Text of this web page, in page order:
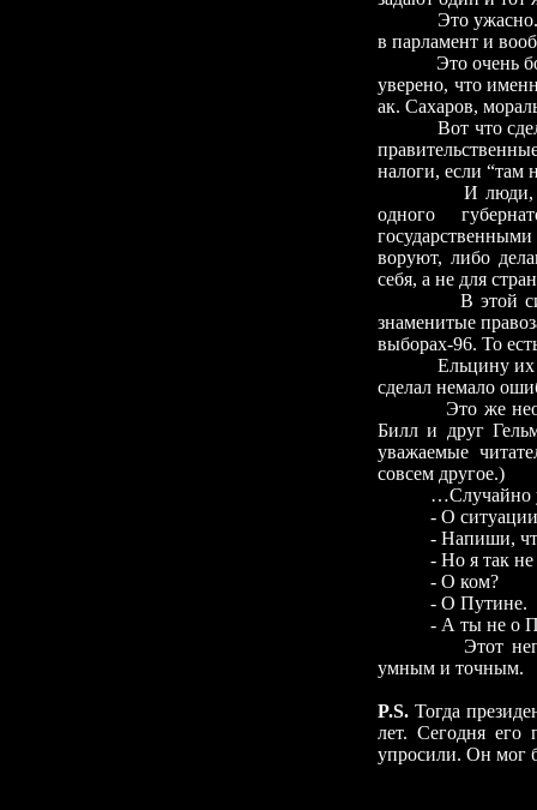
Это
в парламент и
Это очень
уверено, что
ак. Сахаров,
Вот что
налоги, если “там
И люди,
одного
воруют, либо
себя, а не для
В этой
знаменитые
выборах-96. То
Ельцину их
сделал немало
Это же
Билл и друг
уважаемые
совсем другое.)
…Случайно
- О
- Напиши,
- Но я так
- О ком?
- О Путине.
- А ты не о
Этот
умным и точным.
P.S. Тогда
лет. Сегодня его
упросили. Он мог